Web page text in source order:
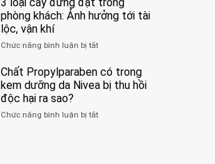
thận
đối
với
và
Bạn
nên
ung
lúc
thời
điểm
thể
tốt
nhất
cho
Sáng
phòng khách: Ảnh hưởng tới tài
lộc, vận khí
Chức năng bình luận bị tắtở
loại
cây
đừng
trong
Chất Propylparaben có trong
kem dưỡng da Nivea bị thu hồi
độc hại ra sao?
Chức năng bình luận bị tắtở